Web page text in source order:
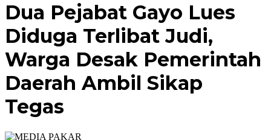
Dua Pejabat Gayo Lues
Diduga Terlibat Judi,
Warga Desak Pemerintah
Daerah Ambil Sikap
Tegas